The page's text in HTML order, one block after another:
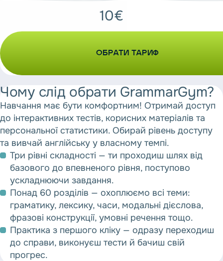
10€
ОБРАТИ ТАРИФ
Чому слід обрати GrammarGym?
Навчання має бути комфортним! Отримай доступ
до інтерактивних тестів, корисних матеріалів та
персональної статистики. Обирай рівень доступу
та вивчай англійську у власному темпі.
Три рівні складності — ти проходиш шлях від
базового до впевненого рівня, поступово
ускладнюючи завдання.
Понад 60 розділів — охоплюємо всі теми:
граматику, лексику, часи, модальні дієслова,
фразові конструкції, умовні речення тощо.
Практика з першого кліку — одразу переходиш
до справи, виконуєш тести й бачиш свій
прогрес.